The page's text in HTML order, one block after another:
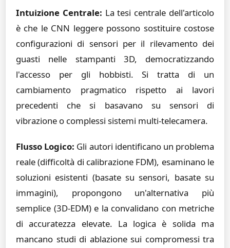
Intuizione Centrale: La tesi centrale dell'articolo
è che le CNN leggere possono sostituire costose
configurazioni di sensori per il rilevamento dei
guasti nelle stampanti 3D, democratizzando
l'accesso per gli hobbisti. Si tratta di un
cambiamento pragmatico rispetto ai lavori
precedenti che si basavano su sensori di
vibrazione o complessi sistemi multi-telecamera.
Flusso Logico: Gli autori identificano un problema
reale (difficoltà di calibrazione FDM), esaminano le
soluzioni esistenti (basate su sensori, basate su
immagini), propongono un'alternativa più
semplice (3D-EDM) e la convalidano con metriche
di accuratezza elevate. La logica è solida ma
mancano studi di ablazione sui compromessi tra